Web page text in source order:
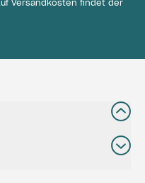
Versandkosten findet der